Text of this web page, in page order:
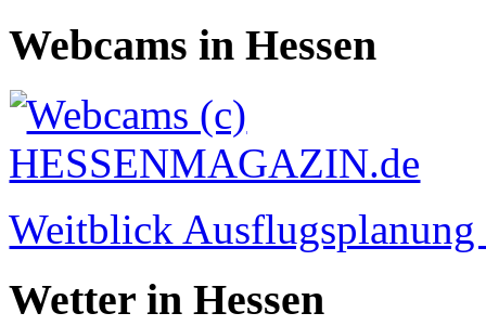
Webcams in Hessen
Weitblick
Wetter in Hessen